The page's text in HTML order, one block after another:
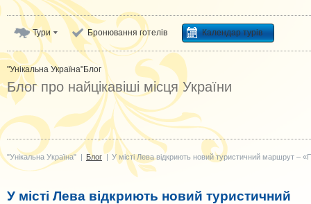
Тури Бронювання готелів Календар турів
"Унікальна Україна"Блог
Блог про найцікавіші місця України
"Унікальна Україна" | Блог | У місті Лева відкриють новий туристичний маршрут –
У місті Лева відкриють новий туристичний